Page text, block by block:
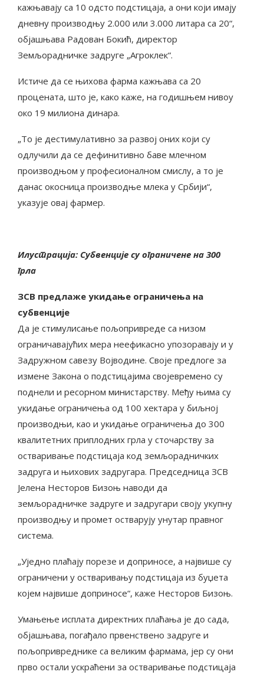
кажњавају са 10 одсто подстицаја, а они који имају
дневну производњу 2.000 или 3.000 литара са 20“,
објашњава Радован Бокић, директор
Земљорадничке задруге „Агроклек“.
Истиче да се њихова фарма кажњава са 20
процената, што је, како каже, на годишњем нивоу
око 19 милиона динара.
„То је дестимулативно за развој оних који су
одлучили да се дефинитивно баве млечном
производњом у професионалном смислу, а то је
данас окосница производње млека у Србији“,
указује овај фармер.
Илустрација: Субвенције су ограничене на 300
грла
ЗСВ предлаже укидање ограничења на
субвенције
Да је стимулисање пољопривреде са низом
ограничавајућих мера неефикасно упозоравају и у
Задружном савезу Војводине. Своје предлоге за
измене Закона о подстицајима својевремено су
поднели и ресорном министарству. Међу њима су
укидање ограничења од 100 хектара у биљној
производњи, као и укидање ограничења до 300
квалитетних приплодних грла у сточарству за
остваривање подстицаја код земљорадничких
задруга и њихових задругара. Председница ЗСВ
Јелена Несторов Бизоњ наводи да
земљорадничке задруге и задругари своју укупну
производњу и промет остварују унутар правног
система.
„Уједно плаћају порезе и доприносе, а највише су
ограничени у остваривању подстицаја из буџета
којем највише доприносе“, каже Несторов Бизоњ.
Умањење исплата директних плаћања је до сада,
објашњава, погађало првенствено задруге и
пољопривреднике са великим фармама, јер су они
прво остали ускраћени за остваривање подстицаја